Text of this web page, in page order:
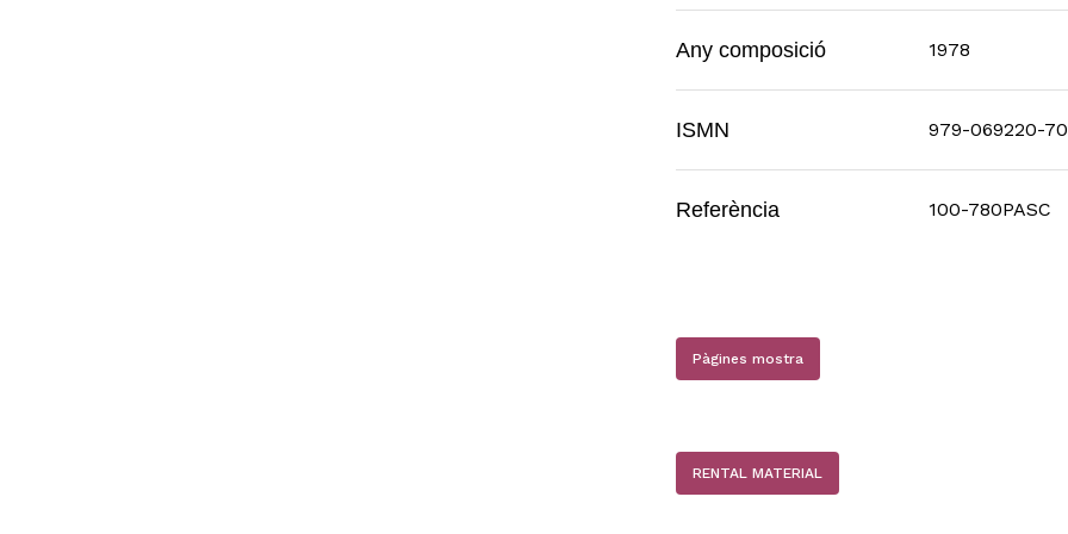
Any composició 1978
ISMN 979-069220-
Referència 100-780PASC
Pàgines mostra
RENTAL MATERIAL